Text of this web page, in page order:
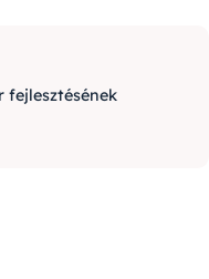
fejlesztésének